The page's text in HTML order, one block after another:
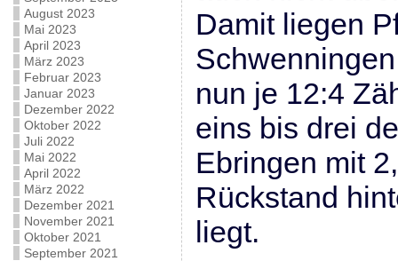
August 2023
Mai 2023
April 2023
März 2023
Februar 2023
Januar 2023
Dezember 2022
Oktober 2022
Juli 2022
Mai 2022
April 2022
März 2022
Dezember 2021
November 2021
Oktober 2021
September 2021
Damit liegen
nun je 12:4
eins bis drei
Ebringen mit
Rückstand
liegt.